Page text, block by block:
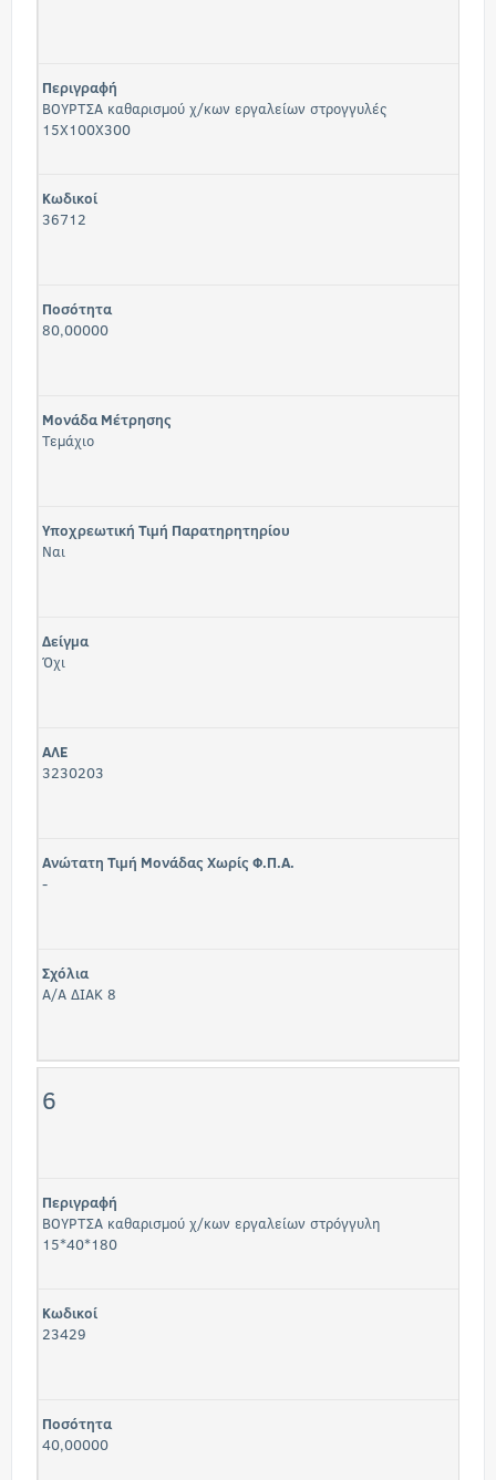
Περιγραφή
ΒΟΥΡΤΣΑ καθαρισμού χ/κων εργαλείων στρογγυλές
15Χ100Χ300
Κωδικοί
36712
Ποσότητα
80,00000
Μονάδα Μέτρησης
Τεμάχιο
Υποχρεωτική Τιμή Παρατηρητηρίου
Ναι
Δείγμα
Όχι
ΑΛΕ
3230203
Ανώτατη Τιμή Μονάδας Χωρίς Φ.Π.Α.
-
Σχόλια
Α/Α ΔΙΑΚ 8
6
Περιγραφή
ΒΟΥΡΤΣΑ καθαρισμού χ/κων εργαλείων στρόγγυλη
15*40*180
Κωδικοί
23429
Ποσότητα
40,00000